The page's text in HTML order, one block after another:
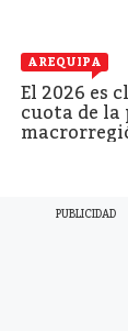
AREQUIPA
El 2026 es
cuota de la